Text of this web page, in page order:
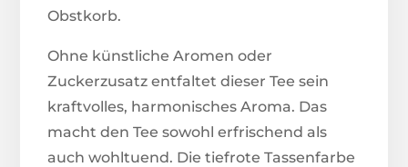
Obstkorb.
Ohne künstliche Aromen oder
Zuckerzusatz entfaltet dieser Tee sein
kraftvolles, harmonisches Aroma. Das
macht den Tee sowohl erfrischend als
auch wohltuend. Die tiefrote Tassenfarbe